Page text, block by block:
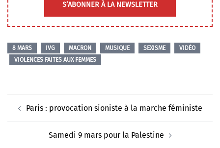
S’ABONNER À LA NEWSLETTER
8 MARS IVG MACRON MUSIQUE SEXISME
VIDÉO
VIOLENCES FAITES AUX FEMMES
d’article
Paris : provocation sioniste à la marche féministe
Samedi 9 mars pour la Palestine